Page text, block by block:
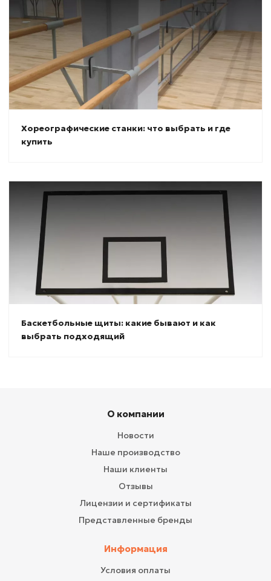
Хореографические станки: что выбрать и где
купить
Баскетбольные щиты: какие бывают и как
выбрать подходящий
О компании
Новости
Наше производство
Наши клиенты
Отзывы
Лицензии и сертификаты
Представленные бренды
Информация
Условия оплаты